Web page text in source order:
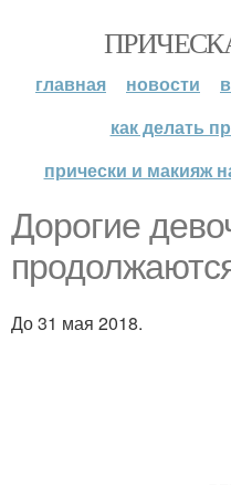
главная новости
как делать
прически и макияж
Дорогие
До 31 мая 2018.